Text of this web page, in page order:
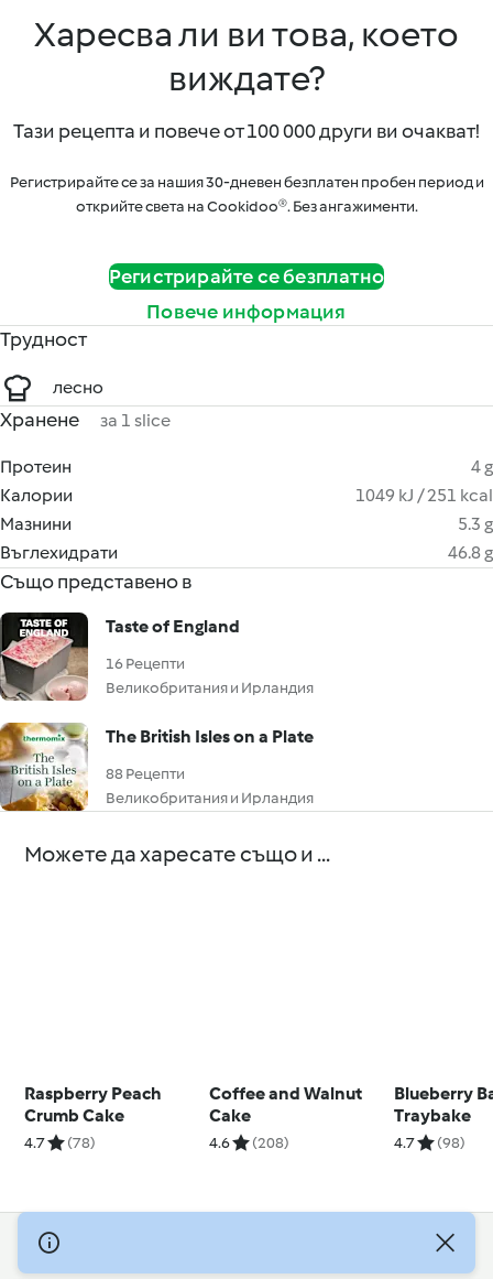
Харесва ли ви това, което
виждате?
Тази рецепта и повече от 100 000 други ви очакват!
Регистрирайте се за нашия 30-дневен безплатен пробен период и
открийте света на Cookidoo®. Без ангажименти.
Регистрирайте се безплатно
Повече информация
Трудност
лесно
Хранене за 1 slice
Протеин
4 g
Калории
1049 kJ / 251 kcal
Мазнини
5.3 g
Въглехидрати
46.8 g
Също представено в
Taste of England
16 Рецепти
Великобритания и Ирландия
The British Isles on a Plate
88 Рецепти
Великобритания и Ирландия
Можете да харесате също и ...
Raspberry Peach
Crumb Cake
4.7 (78)
Coffee and Walnut
Cake
4.6 (208)
Blueberry
Traybake
4.7 (98)
© Авторско право 2026